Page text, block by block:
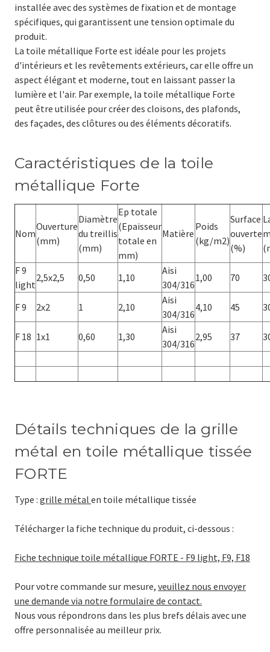
installée avec des systèmes de fixation et de montage
spécifiques, qui garantissent une tension optimale du
produit.
La toile métallique Forte est idéale pour les projets
d'intérieurs et les revêtements extérieurs, car elle offre un
aspect élégant et moderne, tout en laissant passer la
lumière et l'air. Par exemple, la toile métallique Forte
peut être utilisée pour créer des cloisons, des plafonds,
des façades, des clôtures ou des éléments décoratifs.
Caractéristiques de la toile
métallique Forte
Nom
Ouverture
(mm)
Diamètre
du treillis
(mm)
Ep totale
(Epaisseur
totale en
mm)
Matière
Poids
(kg/m2)
Surface
ouverte
(%)
F 9
light
2,5x2,5 0,50 1,10
Aisi
304/316
1,00 70
F 9 2x2 1 2,10
Aisi
304/316
4,10 45
F 18 1x1 0,60 1,30
Aisi
304/316
2,95 37
Détails techniques de la grille
métal en toile métallique tissée
FORTE
Type : grille métal en toile métallique tissée
Télécharger la fiche technique du produit, ci-dessous :
Fiche technique toile métallique FORTE - F9 light, F9, F18
Pour votre commande sur mesure, veuillez nous envoyer
une demande via notre formulaire de contact.
Nous vous répondrons dans les plus brefs délais avec une
offre personnalisée au meilleur prix.